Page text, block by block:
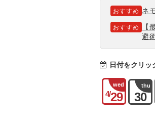
おすすめ ネ
おすすめ
【
避
日付をクリ
wed
4/29
thu
30